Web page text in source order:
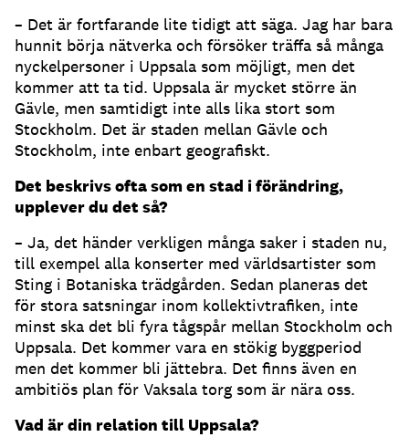
– Det är fortfarande lite tidigt att säga. Jag har bara
hunnit börja nätverka och försöker träffa så många
nyckelpersoner i Uppsala som möjligt, men det
kommer att ta tid. Uppsala är mycket större än
Gävle, men samtidigt inte alls lika stort som
Stockholm. Det är staden mellan Gävle och
Stockholm, inte enbart geografiskt.
Det beskrivs ofta som en stad i förändring,
upplever du det så?
– Ja, det händer verkligen många saker i staden nu,
till exempel alla konserter med världsartister som
Sting i Botaniska trädgården. Sedan planeras det
för stora satsningar inom kollektivtrafiken, inte
minst ska det bli fyra tågspår mellan Stockholm och
Uppsala. Det kommer vara en stökig byggperiod
men det kommer bli jättebra. Det finns även en
ambitiös plan för Vaksala torg som är nära oss.
Vad är din relation till Uppsala?